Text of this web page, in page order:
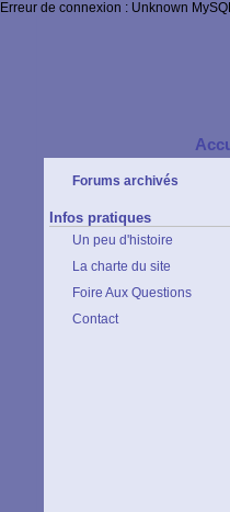
Erreur de connexion : Unknown
Forums archivés
Infos pratiques
Un peu d'histoire
La charte du site
Foire Aux Questions
Contact